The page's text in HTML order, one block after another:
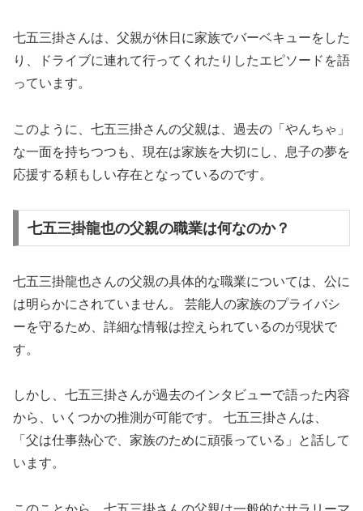
七五三掛さんは、父親が休日に家族でバーベキューをした
り、ドライブに連れて行ってくれたりしたエピソードを語
っています。
このように、七五三掛さんの父親は、過去の「やんちゃ」
な一面を持ちつつも、現在は家族を大切にし、息子の夢を
応援する頼もしい存在となっているのです。
七五三掛龍也の父親の職業は何なのか？
七五三掛龍也さんの父親の具体的な職業については、公に
は明らかにされていません。 芸能人の家族のプライバシ
ーを守るため、詳細な情報は控えられているのが現状で
す。
しかし、七五三掛さんが過去のインタビューで語った内容
から、いくつかの推測が可能です。 七五三掛さんは、
「父は仕事熱心で、家族のために頑張っている」と話して
います。